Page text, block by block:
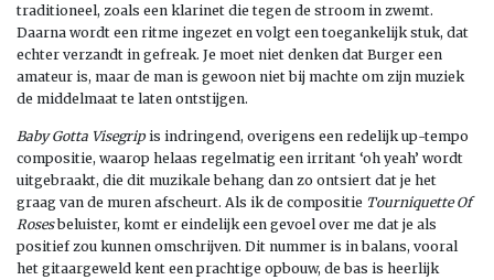
traditioneel, zoals een klarinet die tegen de stroom in zwemt.
Daarna wordt een ritme ingezet en volgt een toegankelijk stuk, dat
echter verzandt in gefreak. Je moet niet denken dat Burger een
amateur is, maar de man is gewoon niet bij machte om zijn muziek
de middelmaat te laten ontstijgen.
Baby Gotta Visegripis indringend, overigens een redelijk up-tempo
compositie, waarop helaas regelmatig een irritant ‘oh yeah’ wordt
uitgebraakt, die dit muzikale behang dan zo ontsiert dat je het
graag van de muren afscheurt. Als ik de compositie Tourniquette Of
Rosesbeluister, komt er eindelijk een gevoel over me dat je als
positief zou kunnen omschrijven. Dit nummer is in balans, vooral
het gitaargeweld kent een prachtige opbouw, de bas is heerlijk